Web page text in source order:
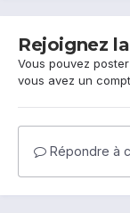
Rejoignez
Vous pouvez
vous avez un
Répondre à